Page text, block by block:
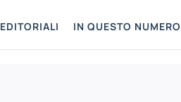
EDITORIALI IN QUESTO NUMERO